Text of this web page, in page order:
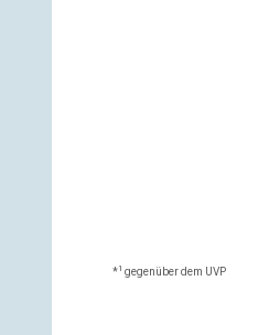
*1 gegenüber dem UVP